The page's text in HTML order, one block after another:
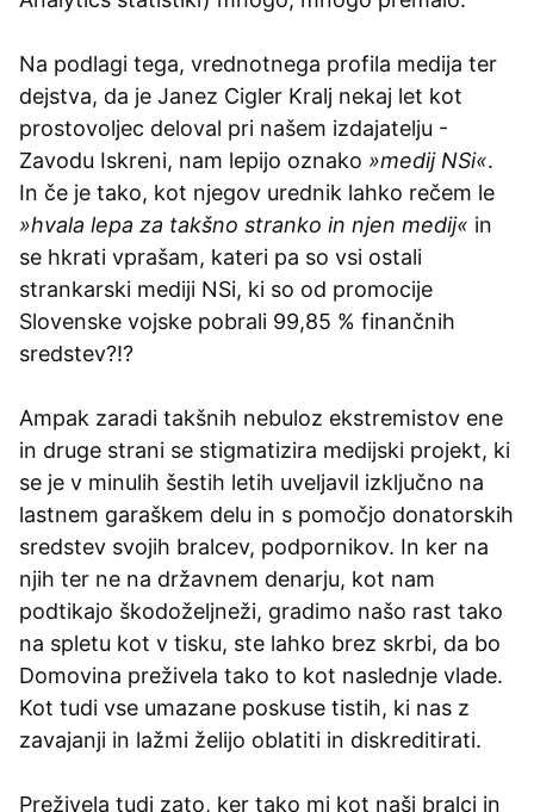
Na podlagi tega, vrednotnega profila medija ter
dejstva, da je Janez Cigler Kralj nekaj let kot
prostovoljec deloval pri našem izdajatelju -
Zavodu Iskreni, nam lepijo oznako »medij NSi«.
In če je tako, kot njegov urednik lahko rečem le
»hvala lepa za takšno stranko in njen medij« in
se hkrati vprašam, kateri pa so vsi ostali
strankarski mediji NSi, ki so od promocije
Slovenske vojske pobrali 99,85 % finančnih
sredstev?!?
Ampak zaradi takšnih nebuloz ekstremistov ene
in druge strani se stigmatizira medijski projekt, ki
se je v minulih šestih letih uveljavil izključno na
lastnem garaškem delu in s pomočjo donatorskih
sredstev svojih bralcev, podpornikov. In ker na
njih ter ne na državnem denarju, kot nam
podtikajo škodoželjneži, gradimo našo rast tako
na spletu kot v tisku, ste lahko brez skrbi, da bo
Domovina preživela tako to kot naslednje vlade.
Kot tudi vse umazane poskuse tistih, ki nas z
zavajanji in lažmi želijo oblatiti in diskreditirati.
Preživela tudi zato, ker tako mi kot naši bralci in